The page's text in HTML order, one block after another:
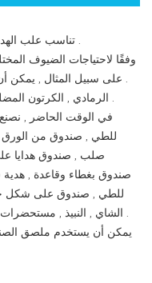
وفقًا لاحتياجات الضيوف
. على سبيل المثال , يمكن
في الوقت الحاضر ,
للطي , صندوق من الورق
صلب , صندوق هدايا
صندوق بغطاء وقاعدة ,
للطي , صندوق على شكل
يمكن أن يستخدم ملصق